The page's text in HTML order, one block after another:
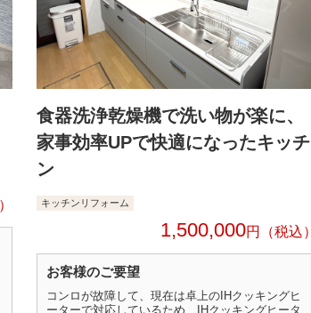
食器洗浄乾燥機で洗い物が楽に、
家事効率UPで快適になったキッチ
ン
キッチンリフォーム
1,500,000円
お客様のご要望
コンロが故障して、現在は卓上のIHクッキングヒ
ーターで対応しているため、IHクッキングヒータ